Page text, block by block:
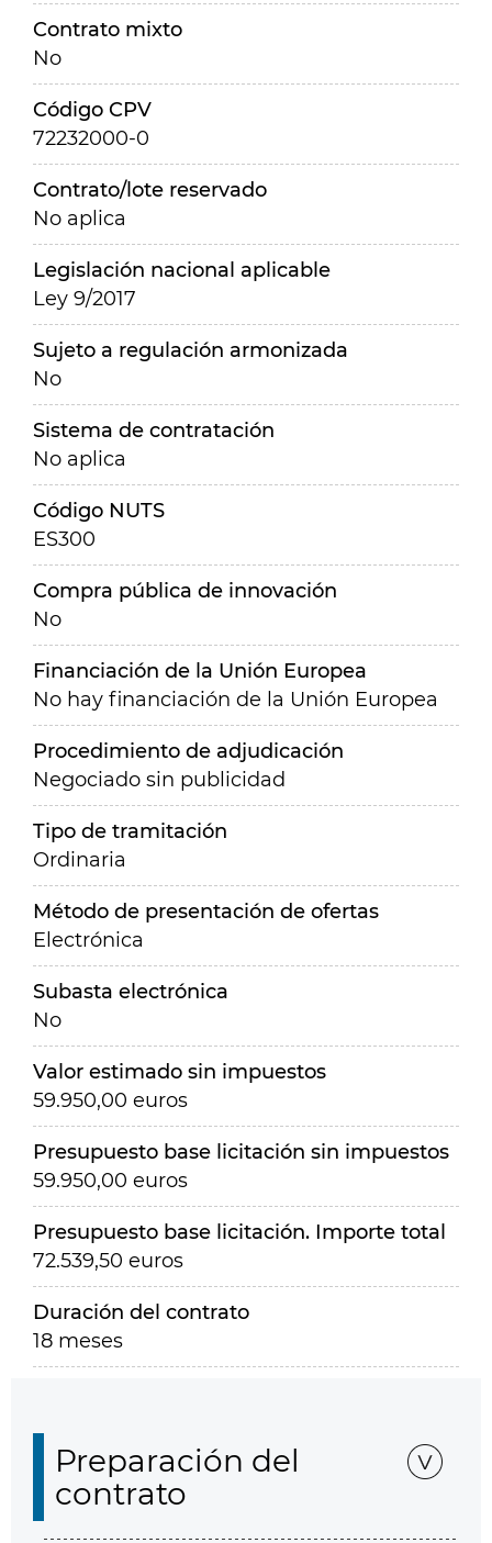
Contrato mixto
No
Código CPV
72232000-0
Contrato/lote reservado
No aplica
Legislación nacional aplicable
Ley 9/2017
Sujeto a regulación armonizada
No
Sistema de contratación
No aplica
Código NUTS
ES300
Compra pública de innovación
No
Financiación de la Unión Europea
No hay financiación de la Unión Europea
Procedimiento de adjudicación
Negociado sin publicidad
Tipo de tramitación
Ordinaria
Método de presentación de ofertas
Electrónica
Subasta electrónica
No
Valor estimado sin impuestos
59.950,00 euros
Presupuesto base licitación sin impuestos
59.950,00 euros
Presupuesto base licitación. Importe total
72.539,50 euros
Duración del contrato
18 meses
Preparación del
contrato